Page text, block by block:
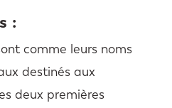
:
comme leurs noms
destinés aux
deux premières